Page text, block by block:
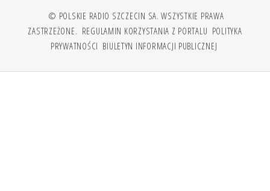
© POLSKIE RADIO SZCZECIN SA. WSZYSTKIE PRAWA
ZASTRZEŻONE. REGULAMIN KORZYSTANIA Z PORTALU POLITYKA
PRYWATNOŚCI BIULETYN INFORMACJI PUBLICZNEJ